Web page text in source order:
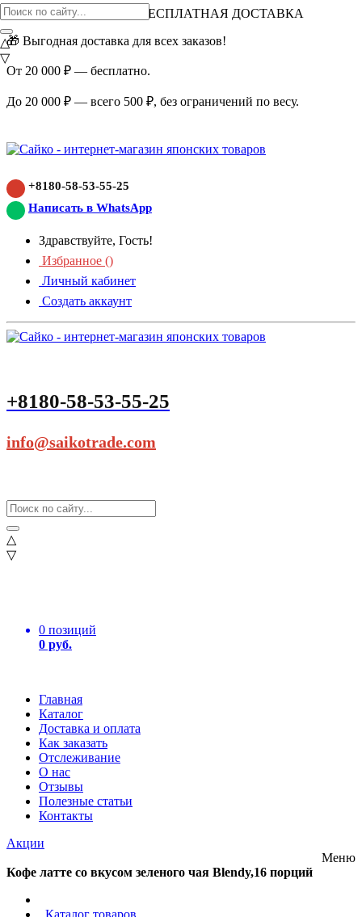
ВНИМАНИЕ АКЦИЯ!
БЕСПЛАТНАЯ ДОСТАВКА
🎁 Выгодная доставка для всех заказов!
От 20 000 ₽ — бесплатно.
До 20 000 ₽ — всего 500 ₽, без ограничений по весу.
+8180-58-53-55-25
Написать в WhatsApp
Здравствуйте, Гость!
Избранное ()
Личный кабинет
Создать аккаунт
+8180-58-53-55-25
info@saikotrade.com
△
▽
0 позиций
0 руб.
Главная
Каталог
Доставка и оплата
Как заказать
Отслеживание
О нас
Отзывы
Полезные статьи
Контакты
Акции
△
▽
Меню
Кофе латте со вкусом зеленого чая Blendy,16 порций
Каталог товаров